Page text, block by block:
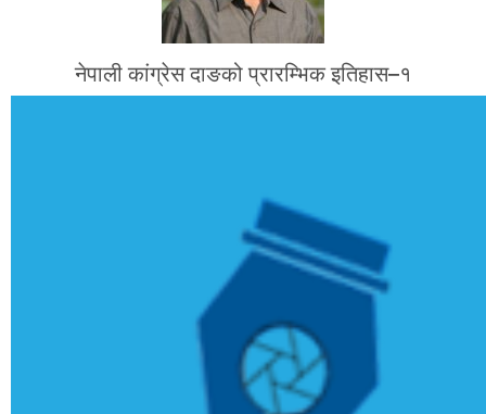
नेपाली कांग्रेस दाङको प्रारम्भिक इतिहास–१